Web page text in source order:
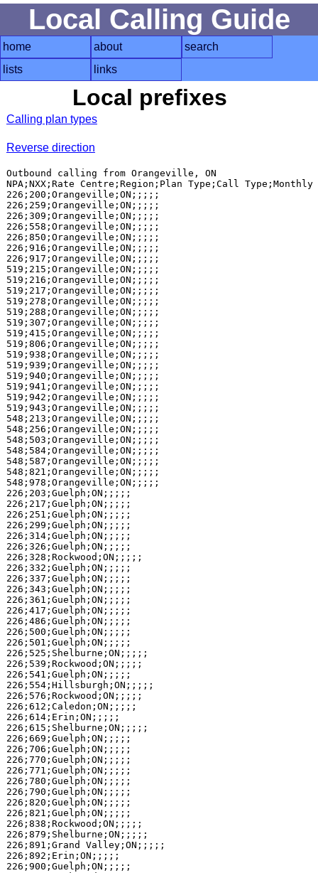
Local Calling Guide
home about
search
lists
links
Local prefixes
Calling plan types
Reverse direction
Outbound calling from Orangeville, ON
NPA;NXX;Rate Centre;Region;Plan Type;Call
226;200;Orangeville;ON;;;;;
226;259;Orangeville;ON;;;;;
226;309;Orangeville;ON;;;;;
226;558;Orangeville;ON;;;;;
226;850;Orangeville;ON;;;;;
226;916;Orangeville;ON;;;;;
226;917;Orangeville;ON;;;;;
519;215;Orangeville;ON;;;;;
519;216;Orangeville;ON;;;;;
519;217;Orangeville;ON;;;;;
519;278;Orangeville;ON;;;;;
519;288;Orangeville;ON;;;;;
519;307;Orangeville;ON;;;;;
519;415;Orangeville;ON;;;;;
519;806;Orangeville;ON;;;;;
519;938;Orangeville;ON;;;;;
519;939;Orangeville;ON;;;;;
519;940;Orangeville;ON;;;;;
519;941;Orangeville;ON;;;;;
519;942;Orangeville;ON;;;;;
519;943;Orangeville;ON;;;;;
548;213;Orangeville;ON;;;;;
548;256;Orangeville;ON;;;;;
548;503;Orangeville;ON;;;;;
548;584;Orangeville;ON;;;;;
548;587;Orangeville;ON;;;;;
548;821;Orangeville;ON;;;;;
548;978;Orangeville;ON;;;;;
226;203;Guelph;ON;;;;;
226;217;Guelph;ON;;;;;
226;251;Guelph;ON;;;;;
226;299;Guelph;ON;;;;;
226;314;Guelph;ON;;;;;
226;326;Guelph;ON;;;;;
226;328;Rockwood;ON;;;;;
226;332;Guelph;ON;;;;;
226;337;Guelph;ON;;;;;
226;343;Guelph;ON;;;;;
226;361;Guelph;ON;;;;;
226;417;Guelph;ON;;;;;
226;486;Guelph;ON;;;;;
226;500;Guelph;ON;;;;;
226;501;Guelph;ON;;;;;
226;525;Shelburne;ON;;;;;
226;539;Rockwood;ON;;;;;
226;541;Guelph;ON;;;;;
226;554;Hillsburgh;ON;;;;;
226;576;Rockwood;ON;;;;;
226;612;Caledon;ON;;;;;
226;614;Erin;ON;;;;;
226;615;Shelburne;ON;;;;;
226;669;Guelph;ON;;;;;
226;706;Guelph;ON;;;;;
226;770;Guelph;ON;;;;;
226;771;Guelph;ON;;;;;
226;780;Guelph;ON;;;;;
226;790;Guelph;ON;;;;;
226;820;Guelph;ON;;;;;
226;821;Guelph;ON;;;;;
226;838;Rockwood;ON;;;;;
226;879;Shelburne;ON;;;;;
226;891;Grand Valley;ON;;;;;
226;892;Erin;ON;;;;;
226;900;Guelph;ON;;;;;